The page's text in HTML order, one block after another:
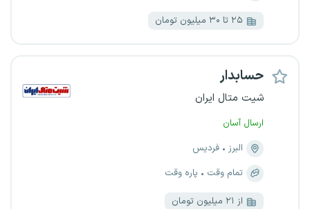
۲۵ تا ۳۰ میلیون تومان
حسابدار
شیت متال ایران
ارسال آسان
البرز
فردیس
تمام وقت
پاره وقت
از ۲۱ میلیون تومان